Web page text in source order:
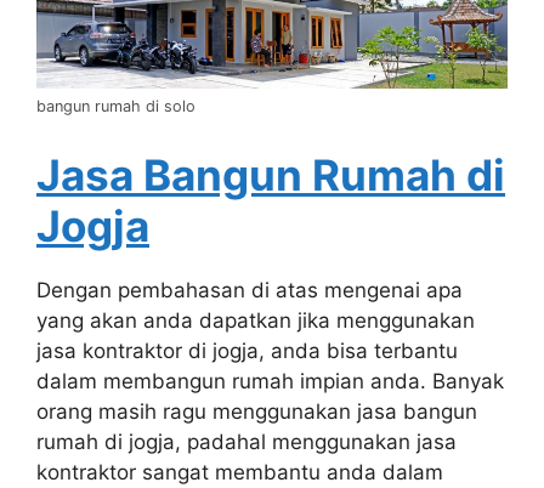
bangun rumah di solo
Jasa Bangun Rumah di
Jogja
Dengan pembahasan di atas mengenai apa
yang akan anda dapatkan jika menggunakan
jasa kontraktor di jogja, anda bisa terbantu
dalam membangun rumah impian anda. Banyak
orang masih ragu menggunakan jasa bangun
rumah di jogja, padahal menggunakan jasa
kontraktor sangat membantu anda dalam